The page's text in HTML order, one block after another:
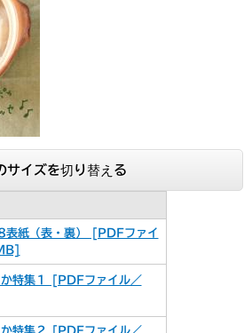
サイズを切り替える
紙（表・裏） [PDFファイ
か特集１ [PDFファイル／
か特集２ [PDFファイル／